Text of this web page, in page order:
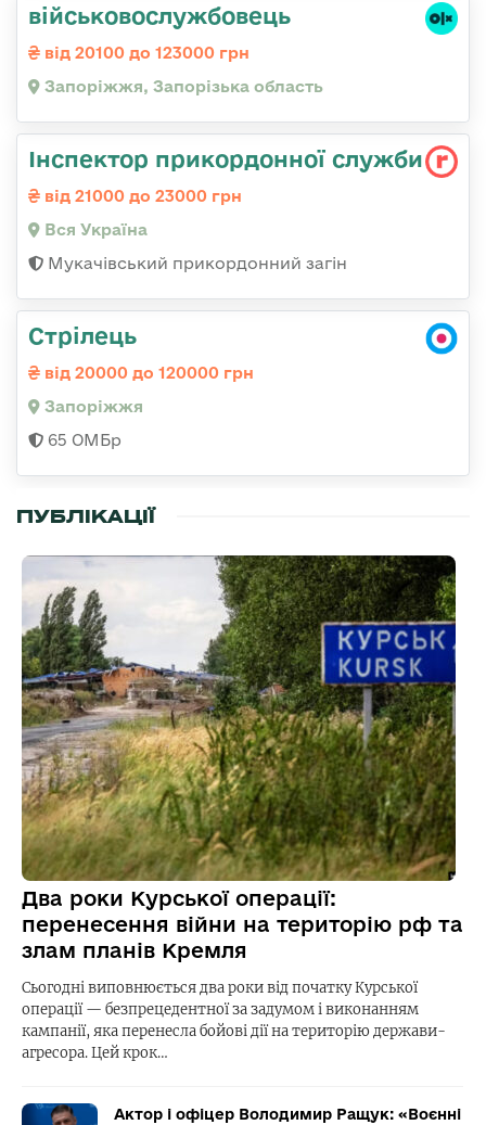
військовослужбовець
від 20100 до 123000 грн
Запоріжжя, Запорізька область
Інспектор прикордонної служби
від 21000 до 23000 грн
Вся Україна
Мукачівський прикордонний загін
Стрілець
від 20000 до 120000 грн
Запоріжжя
65 ОМБр
ПУБЛІКАЦІЇ
Два роки Курської операції:
перенесення війни на територію рф та
злам планів Кремля
Сьогодні виповнюється два роки від початку Курської
операції — безпрецедентної за задумом і виконанням
кампанії, яка перенесла бойові дії на територію держави-
агресора. Цей крок…
Актор і офіцер Володимир Ращук: «Воєнні